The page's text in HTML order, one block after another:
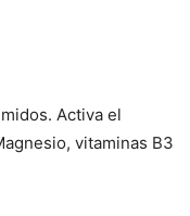
Activa el
vitaminas B3